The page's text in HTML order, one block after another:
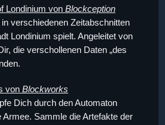
Londinium von Blockception
verschiedenen Zeitabschnitten
Londinium spielt. Angeleitet von
die verschollenen Daten „des
von Blockworks
Dich durch den Automaton
Armee. Sammle die Artefakte der